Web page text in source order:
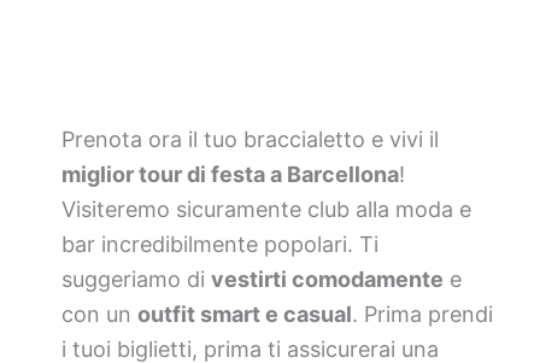
Prenota ora il tuo braccialetto e vivi il
miglior tour di festa a Barcellona!
Visiteremo sicuramente club alla moda e
bar incredibilmente popolari. Ti
suggeriamo di vestirti comodamente e
con un outfit smart e casual. Prima prendi
i tuoi biglietti, prima ti assicurerai una